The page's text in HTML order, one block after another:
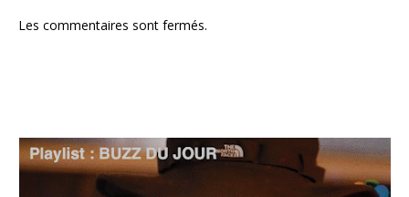
Les commentaires sont fermés.